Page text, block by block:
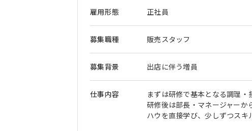
雇用形態 正社員
募集職種 販売スタッフ
募集背景 出店に伴う増員
仕事内容
まずは研修で基本となる調理・
研修後は部長・マネージャーか
ハウを直接学び、少しずつスキ